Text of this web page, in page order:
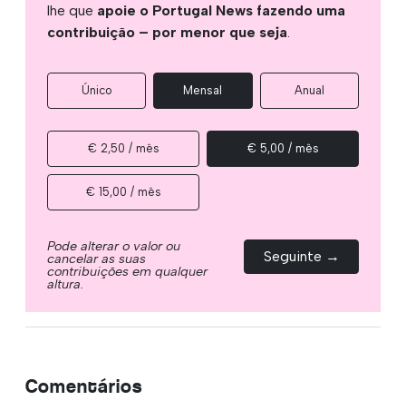
lhe que apoie o Portugal News fazendo uma
contribuição – por menor que seja.
Único Mensal Anual
€ 2,50 / mês € 5,00 / mês
€ 15,00 / mês
Pode alterar o valor ou
cancelar as suas
contribuições em qualquer
altura.
Seguinte →
Comentários